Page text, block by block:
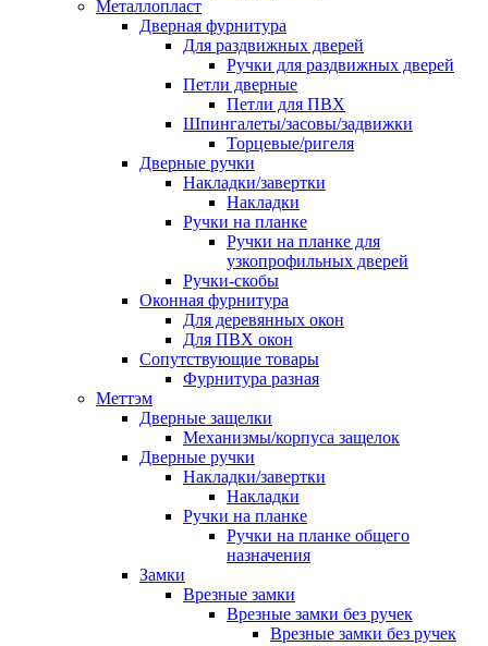
Металлопласт
Дверная фурнитура
Для раздвижных дверей
Ручки для раздвижных дверей
Петли дверные
Петли для ПВХ
Шпингалеты/засовы/задвижки
Торцевые/ригеля
Дверные ручки
Накладки/завертки
Накладки
Ручки на планке
Ручки на планке для
узкопрофильных дверей
Ручки-скобы
Оконная фурнитура
Для деревянных окон
Для ПВХ окон
Сопутствующие товары
Фурнитура разная
Меттэм
Дверные защелки
Механизмы/корпуса защелок
Дверные ручки
Накладки/завертки
Накладки
Ручки на планке
Ручки на планке общего
назначения
Замки
Врезные замки
Врезные замки без ручек
Врезные замки без ручек